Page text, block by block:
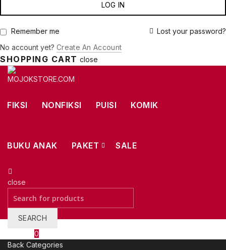
LOG IN
Lost your password?
Remember me
No account yet? Create An Account
SHOPPING CART close
FIKSI NONFIKSI PUISI KOMIK
BUKU ANAK PAKET SALE
close
for:
SEARCH
0
Back Categories